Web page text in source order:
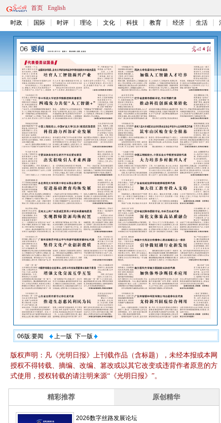
首页 English
时政 国际 时评 理论 文化 科技 教育 经济 生活
06版:要闻 上一版 下一版
版权声明：凡《光明日报》上刊载作品（含标题），未经本报或本网
授权不得转载、摘编、改编、篡改或以其它改变或违背作者原意的方
式使用，授权转载的请注明来源“《光明日报》”。